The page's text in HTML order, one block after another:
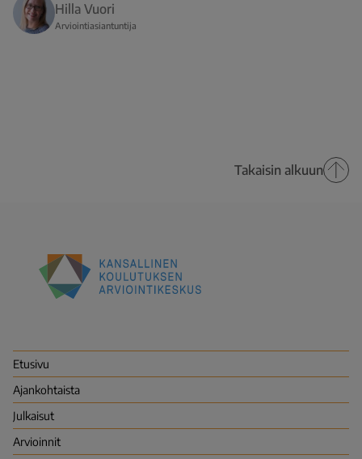
Hilla Vuori
Arviointiasiantuntija
Takaisin alkuun
(Karvi)
Etusivu
Ajankohtaista
Julkaisut
Arvioinnit